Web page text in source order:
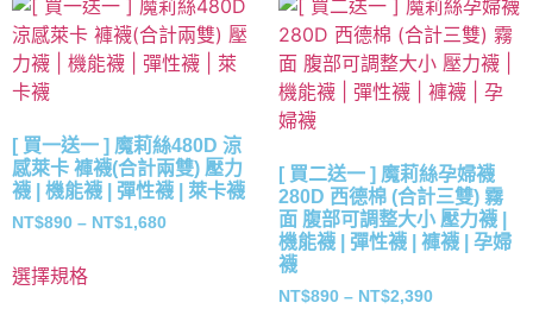
[ 買一送一 ] 魔莉絲480D 涼
感萊卡 褲襪(合計兩雙) 壓力
襪 | 機能襪 | 彈性襪 | 萊卡襪
NT$890 – NT$1,680
選擇規格
[ 買二送一 ] 魔莉絲孕婦襪
280D 西德棉 (合計三雙) 霧
面 腹部可調整大小 壓力襪 |
機能襪 | 彈性襪 | 褲襪 | 孕婦
襪
NT$890 – NT$2,390